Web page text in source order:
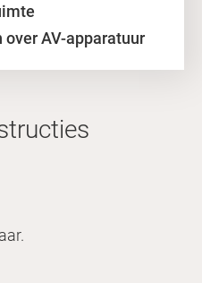
AV-apparatuur